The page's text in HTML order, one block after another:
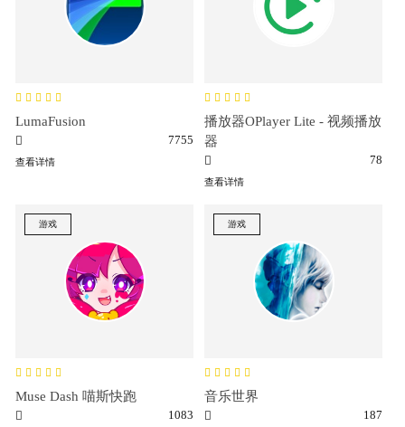
LumaFusion
7755
查看详情
播放器OPlayer Lite - 视频播放
器
78
查看详情
游戏
Muse Dash 喵斯快跑
1083
游戏
音乐世界
187